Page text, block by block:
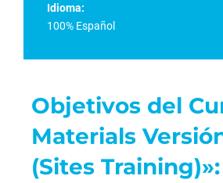
Idioma:
100% Español
Objetivos del
Materials
(Sites Training)»: